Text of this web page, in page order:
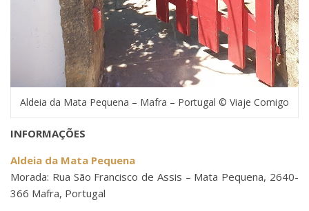
Aldeia da Mata Pequena – Mafra – Portugal © Viaje Comigo
INFORMAÇÕES
Aldeia da Mata Pequena
Morada: Rua São Francisco de Assis – Mata Pequena, 2640-
366 Mafra, Portugal